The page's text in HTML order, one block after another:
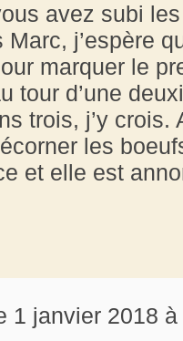
avez subi
j’espère
marquer le
tour d’une
trois, j’y crois.
les
et elle est
1 janvier 2018